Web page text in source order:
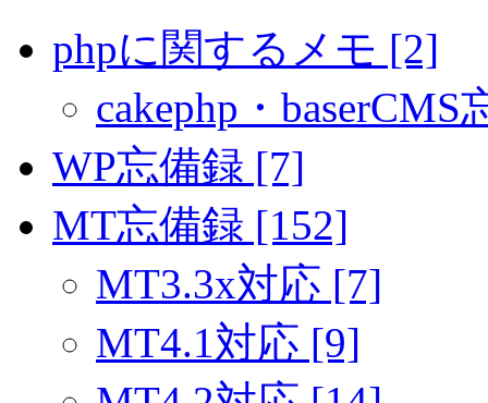
phpに関するメモ [2]
cakephp・baserCMS
WP忘備録 [7]
MT忘備録 [152]
MT3.3x対応 [7]
MT4.1対応 [9]